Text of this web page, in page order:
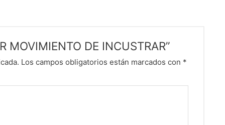
MOVIMIENTO DE INCUSTRAR”
Los campos obligatorios están marcados con *